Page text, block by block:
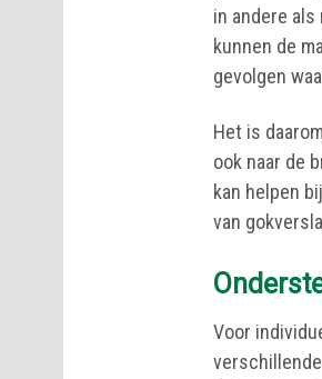
in andere
kunnen de
gevolgen
Het is
ook naar de
kan helpen
van
Voor